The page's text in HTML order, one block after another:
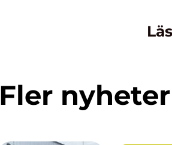
Fler nyheter